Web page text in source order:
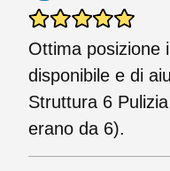
Ottima posizione
disponibile e di
Struttura 6
erano da 6).